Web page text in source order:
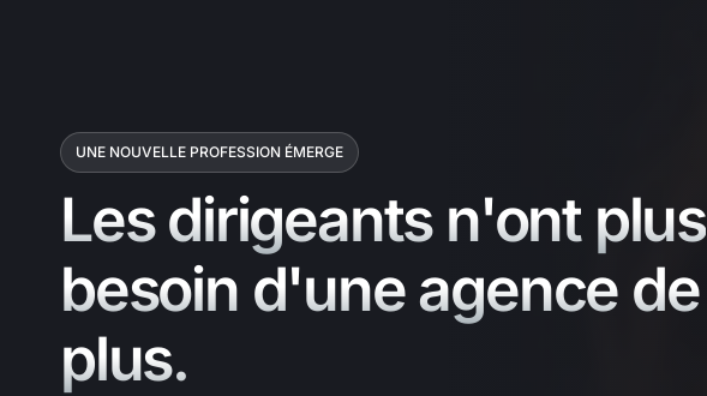
UNE NOUVELLE PROFESSION ÉMERGE
Les dirigeants n'ont plus
besoin d'une agence de
plus.